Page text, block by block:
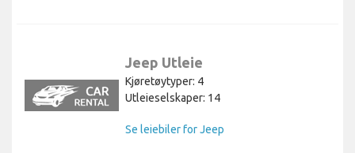
Jeep Utleie
Kjøretøytyper: 4
Utleieselskaper: 14
Se leiebiler for Jeep